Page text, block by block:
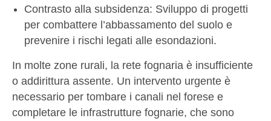
Contrasto alla subsidenza: Sviluppo di progetti
per combattere l’abbassamento del suolo e
prevenire i rischi legati alle esondazioni.
In molte zone rurali, la rete fognaria è insufficiente
o addirittura assente. Un intervento urgente è
necessario per tombare i canali nel forese e
completare le infrastrutture fognarie, che sono